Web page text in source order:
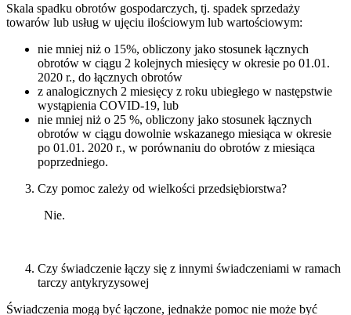
Skala spadku obrotów gospodarczych, tj. spadek sprzedaży
towarów lub usług w ujęciu ilościowym lub wartościowym:
nie mniej niż o 15%, obliczony jako stosunek łącznych
obrotów w ciągu 2 kolejnych miesięcy w okresie po 01.01.
2020 r., do łącznych obrotów
z analogicznych 2 miesięcy z roku ubiegłego w następstwie
wystąpienia COVID-19, lub
nie mniej niż o 25 %, obliczony jako stosunek łącznych
obrotów w ciągu dowolnie wskazanego miesiąca w okresie
po 01.01. 2020 r., w porównaniu do obrotów z miesiąca
poprzedniego.
Czy pomoc zależy od wielkości przedsiębiorstwa?
Nie.
Czy świadczenie łączy się z innymi świadczeniami w ramach
tarczy antykryzysowej
Świadczenia mogą być łączone, jednakże pomoc nie może być